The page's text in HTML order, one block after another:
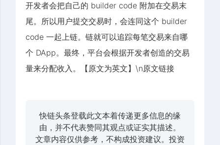
开发者会把自己的 builder code 附加在交易末
尾。所以用户提交交易时，会连同这个 builder
code 一起上链。链就可以追踪每笔交易来自哪
个 DApp。最终，平台会根据开发者创造的交易
量来分配收入。【原文为英文】\n原文链接
快链头条登载此文本着传递更多信息的缘
由，并不代表赞同其观点或证实其描述。
文章内容仅供参考，不构成投资建议。投资